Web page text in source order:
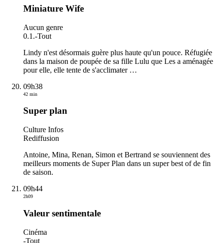
Miniature Wife
Aucun genre
0.1.-Tout
Lindy n'est désormais guère plus haute qu'un pouce. Réfugiée
dans la maison de poupée de sa fille Lulu que Les a aménagée
pour elle, elle tente de s'acclimater …
09h38
42 min
Super plan
Culture Infos
Rediffusion
Antoine, Mina, Renan, Simon et Bertrand se souviennent des
meilleurs moments de Super Plan dans un super best of de fin
de saison.
09h44
2h09
Valeur sentimentale
Cinéma
-Tout